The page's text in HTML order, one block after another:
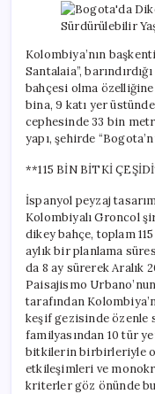
Kolombiya’nın
Santalaia”,
bahçesi olma
bina, 9 katı yer
cephesinde 33 bin
yapı, şehirde
**115 BİN BİTKİ
İspanyol peyzaj
Kolombiyalı Groncol
dikey bahçe, toplam
aylık bir planlama
da 8 ay sürerek Aralık
Paisajismo
tarafından
keşif gezisinde özenle
familyasından 10 tür
bitkilerin birbirleriyle
etkileşimleri ve
kriterler göz önünde